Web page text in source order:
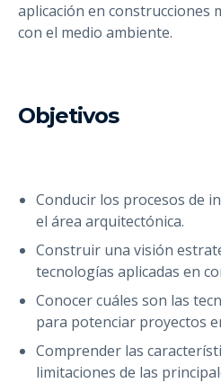
aplicación en construcciones
con el medio ambiente.
Objetivos
Conducir los procesos de
el área arquitectónica.
Construir una visión
tecnologías aplicadas en
Conocer cuáles son las
para potenciar proyectos
Comprender las
limitaciones de las